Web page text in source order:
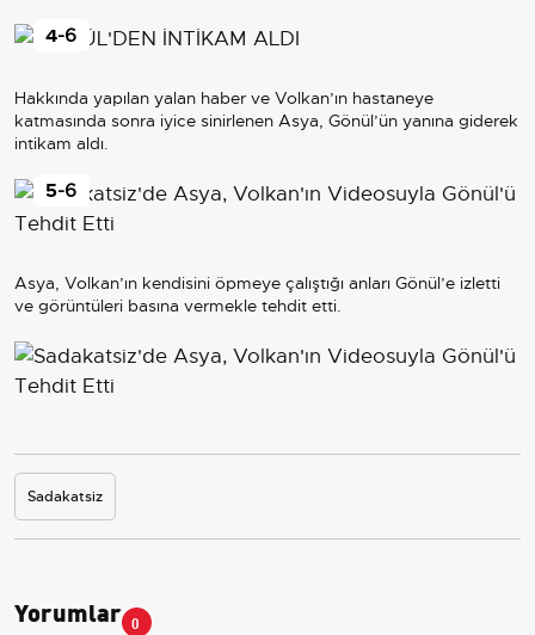
Hakkında yapılan yalan haber ve Volkan’ın hastaneye
katmasında sonra iyice sinirlenen Asya, Gönül’ün yanına giderek
intikam aldı.
4-6
Asya, Volkan’ın kendisini öpmeye çalıştığı anları Gönül’e izletti
ve görüntüleri basına vermekle tehdit etti.
5-6
Sadakatsiz
Yorumlar 0